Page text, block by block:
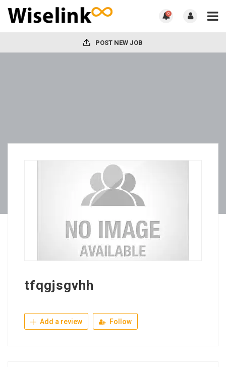
0
POST NEW JOB
tfqgjsgvhh
Add a review Follow